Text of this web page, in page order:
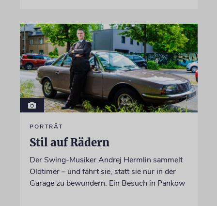
PORTRÄT
Stil auf Rädern
Der Swing-Musiker Andrej Hermlin sammelt
Oldtimer – und fährt sie, statt sie nur in der
Garage zu bewundern. Ein Besuch in Pankow